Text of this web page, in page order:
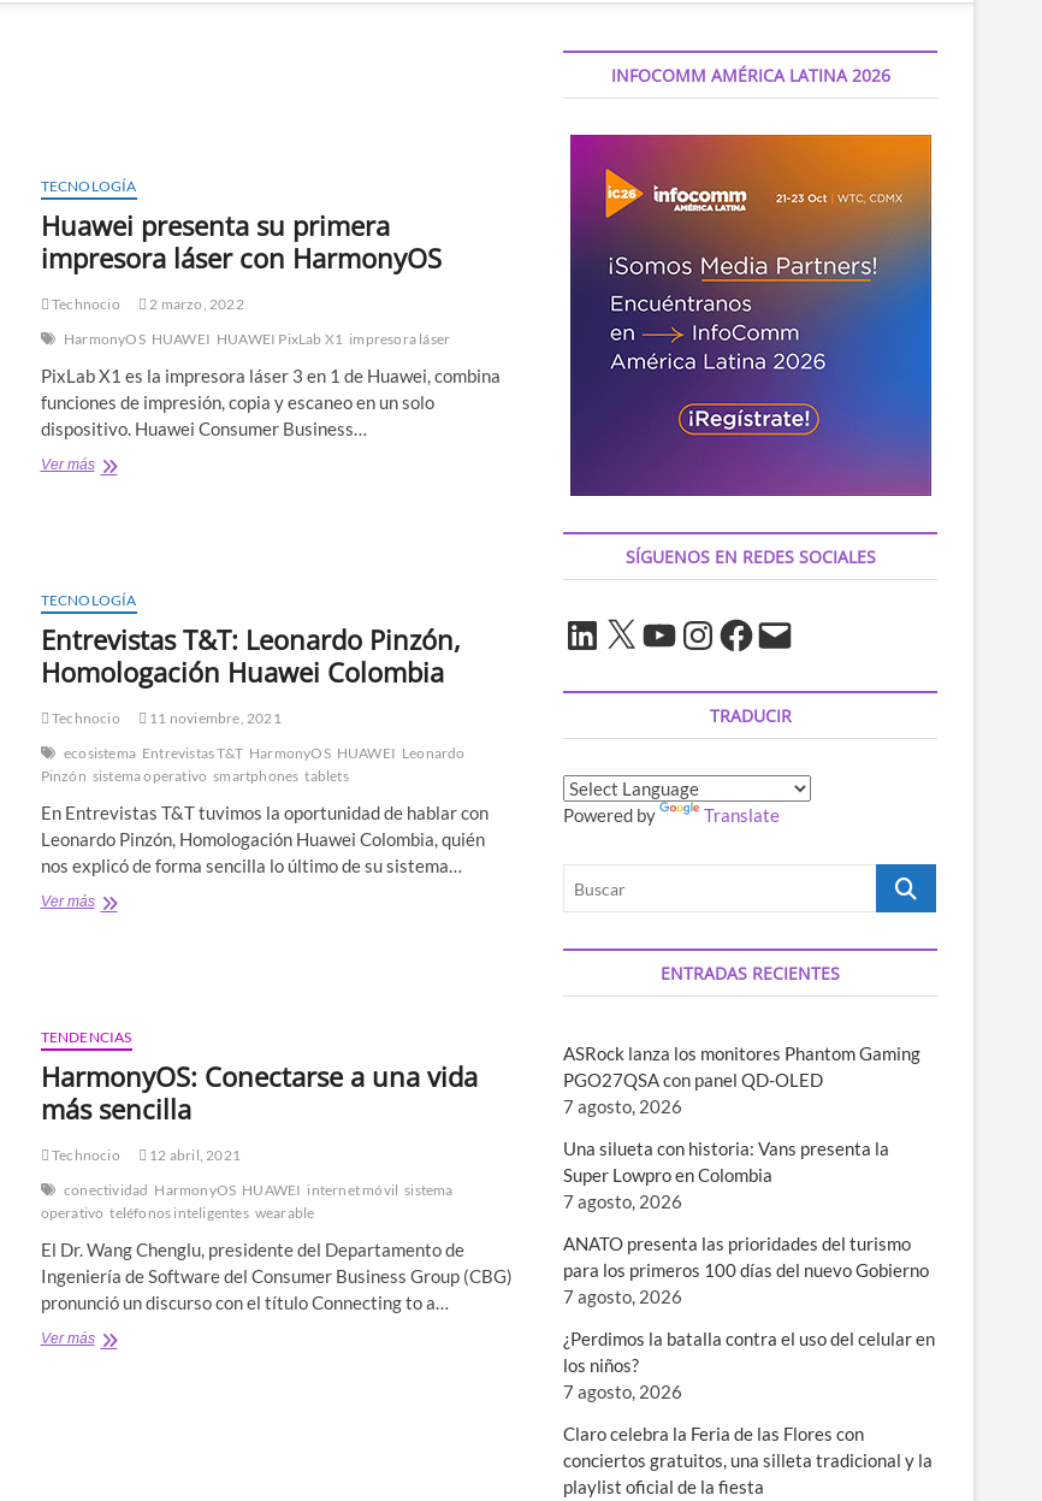
TECNOLOGÍA
Huawei presenta su primera
impresora láser con HarmonyOS
Technocio
2 marzo, 2022
HarmonyOS HUAWEI HUAWEI PixLab X1 impresora láser
PixLab X1 es la impresora láser 3 en 1 de Huawei, combina
funciones de impresión, copia y escaneo en un solo
dispositivo. Huawei Consumer Business…
Ver másHuawei
con
HarmonyOS
TECNOLOGÍA
Entrevistas T&T: Leonardo Pinzón,
Homologación Huawei Colombia
Technocio
11 noviembre, 2021
ecosistema Entrevistas T&T HarmonyOS HUAWEI Leonardo
Pinzón sistema operativo smartphones tablets
En Entrevistas T&T tuvimos la oportunidad de hablar con
Leonardo Pinzón, Homologación Huawei Colombia, quién
nos explicó de forma sencilla lo último de su sistema…
Ver másEntrevistas
Colombia
TENDENCIAS
HarmonyOS: Conectarse a una vida
más sencilla
Technocio
12 abril, 2021
conectividad HarmonyOS HUAWEI internet móvil sistema
operativo teléfonos inteligentes wearable
El Dr. Wang Chenglu, presidente del Departamento de
Ingeniería de Software del Consumer Business Group (CBG)
pronunció un discurso con el título Connecting to a…
Ver másHarmonyOS:
INFOCOMM AMÉRICA LATINA 2026
SÍGUENOS EN REDES SOCIALES
LinkedIn
X YouTubeInstagram
Facebook
Correo
electrónico
TRADUCIR
Powered by Translate
Buscar
ENTRADAS RECIENTES
ASRock lanza los monitores Phantom Gaming
PGO27QSA con panel QD-OLED
7 agosto, 2026
Una silueta con historia: Vans presenta la
Super Lowpro en Colombia
7 agosto, 2026
ANATO presenta las prioridades del turismo
para los primeros 100 días del nuevo Gobierno
7 agosto, 2026
¿Perdimos la batalla contra el uso del celular en
los niños?
7 agosto, 2026
Claro celebra la Feria de las Flores con
conciertos gratuitos, una silleta tradicional y la
playlist oficial de la fiesta